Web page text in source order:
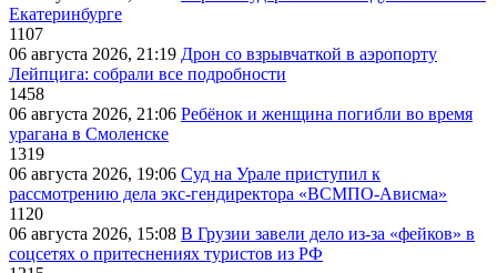
Екатеринбурге
1107
06 августа 2026, 21:19 Дрон со взрывчаткой в аэропорту
Лейпцига: собрали все подробности
1458
06 августа 2026, 21:06 Ребёнок и женщина погибли во время
урагана в Смоленске
1319
06 августа 2026, 19:06 Суд на Урале приступил к
рассмотрению дела экс-гендиректора «ВСМПО-Ависма»
1120
06 августа 2026, 15:08 В Грузии завели дело из-за «фейков» в
соцсетях о притеснениях туристов из РФ